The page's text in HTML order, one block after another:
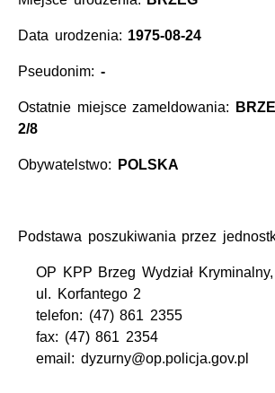
Data urodzenia: 1975-08-24
Pseudonim: -
Ostatnie miejsce zameldowania:
2/8
Obywatelstwo: POLSKA
Podstawa poszukiwania przez
OP KPP Brzeg Wydział
ul. Korfantego 2
telefon: (47) 861 2355
fax: (47) 861 2354
email: dyzurny@op.policja.gov.pl